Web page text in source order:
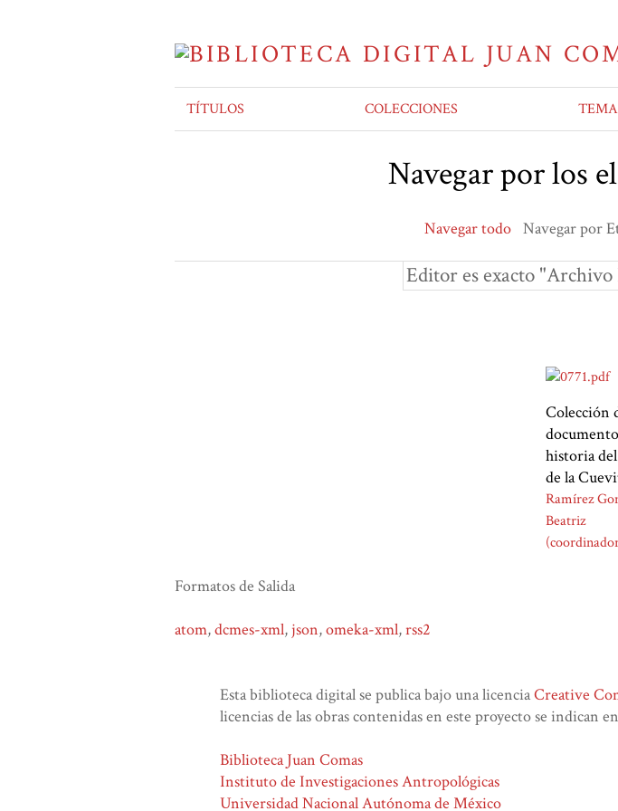
TÍTULOS COLECCIONES
Navegar por los
Navegar todo Navegar por
Editor es exacto
Colección
historia
de la
Ramírez
Beatriz
Formatos de Salida
atom,dcmes-xml, json,omeka-xml,rss2
Esta biblioteca digital se publica bajo una licenciaCreative
licencias de las obras contenidas en este proyecto se indican
Biblioteca Juan Comas
Instituto de Investigaciones Antropológicas
Universidad Nacional Autónoma de México